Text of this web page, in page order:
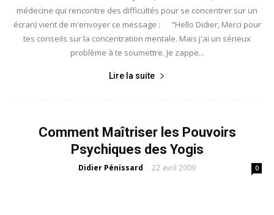
médecine qui rencontre des difficultés pour se concentrer sur un
écran) vient de m'envoyer ce message : "Hello Didier, Merci pour
tes conseils sur la concentration mentale. Mais j'ai un sérieux
problème à te soumettre. Je zappe...
Lire la suite
Comment Maîtriser les Pouvoirs
Psychiques des Yogis
Didier Pénissard - 22 avril 2009 0